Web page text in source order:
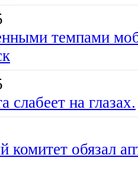
темпами
слабеет на глазах.
обязал